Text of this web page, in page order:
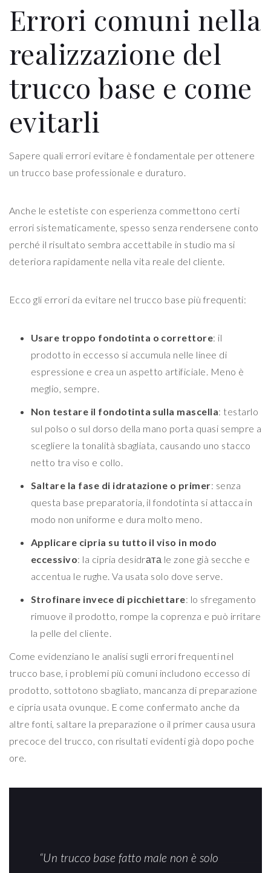
Errori comuni nella
realizzazione del
trucco base e come
evitarli
Sapere quali errori evitare è fondamentale per ottenere
un trucco base professionale e duraturo.
Anche le estetiste con esperienza commettono certi
errori sistematicamente, spesso senza rendersene conto
perché il risultato sembra accettabile in studio ma si
deteriora rapidamente nella vita reale del cliente.
Ecco gli errori da evitare nel trucco base più frequenti:
Usare troppo fondotinta o correttore: il
prodotto in eccesso si accumula nelle linee di
espressione e crea un aspetto artificiale. Meno è
meglio, sempre.
Non testare il fondotinta sulla mascella: testarlo
sul polso o sul dorso della mano porta quasi sempre a
scegliere la tonalità sbagliata, causando uno stacco
netto tra viso e collo.
Saltare la fase di idratazione o primer: senza
questa base preparatoria, il fondotinta si attacca in
modo non uniforme e dura molto meno.
Applicare cipria su tutto il viso in modo
eccessivo: la cipria desidrата le zone già secche e
accentua le rughe. Va usata solo dove serve.
Strofinare invece di picchiettare: lo sfregamento
rimuove il prodotto, rompe la coprenza e può irritare
la pelle del cliente.
Come evidenziano le analisi sugli errori frequenti nel
trucco base, i problemi più comuni includono eccesso di
prodotto, sottotono sbagliato, mancanza di preparazione
e cipria usata ovunque. E come confermato anche da
altre fonti, saltare la preparazione o il primer causa usura
precoce del trucco, con risultati evidenti già dopo poche
ore.
“Un trucco base fatto male non è solo